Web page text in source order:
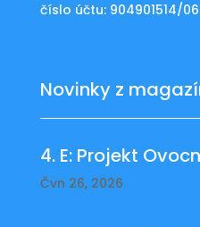
číslo účtu: 904901514/
Novinky z
4. E: Projekt
Čvn 26, 2026